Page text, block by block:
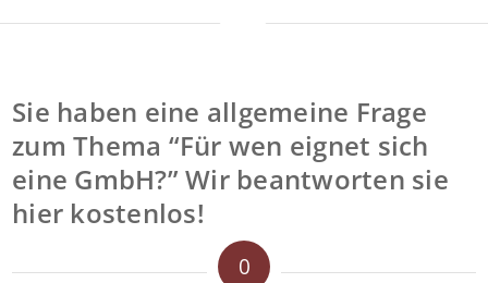
Sie haben eine allgemeine Frage
zum Thema “Für wen eignet sich
eine GmbH?” Wir beantworten sie
hier kostenlos!
0